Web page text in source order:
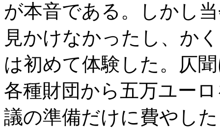
が本音である。しかし
見かけなかったし、か
は初めて体験した。仄
各種財団から五万ユー
議の準備だけに費やし